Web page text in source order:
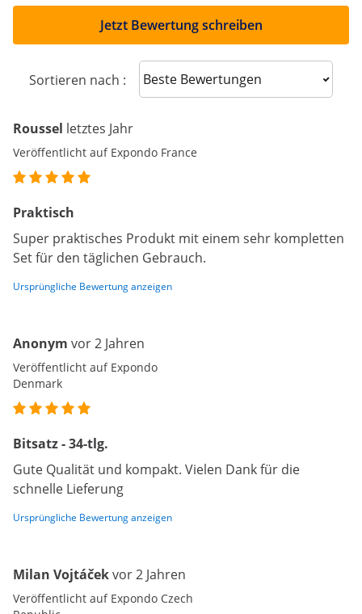
Jetzt Bewertung schreiben
Sortieren nach : Sort reviews
Roussel letztes Jahr
Veröffentlicht auf Expondo France
Praktisch
Super praktisches Produkt mit einem sehr kompletten
Set für den täglichen Gebrauch.
Ursprüngliche Bewertung anzeigen
Anonym vor 2 Jahren
Veröffentlicht auf Expondo
Denmark
Bitsatz - 34-tlg.
Gute Qualität und kompakt. Vielen Dank für die
schnelle Lieferung
Ursprüngliche Bewertung anzeigen
Milan Vojtáčekvor 2 Jahren
Veröffentlicht auf Expondo Czech